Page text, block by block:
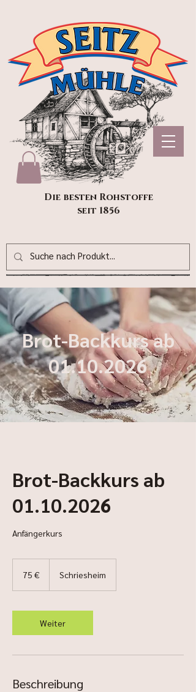
Die besten Rohstoffe
seit 1856
Brot-Backkurs ab
01.10.2026
Brot-Backkurs ab
01.10.2026
Anfängerkurs
75 € Schriesheim
Weiter
Beschreibung